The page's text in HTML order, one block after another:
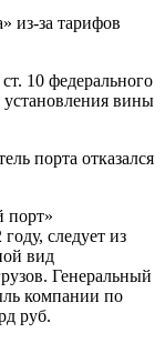
из-за тарифов
10 федерального
вины
порта отказался
порт»
следует из
вид
Генеральный
компании по
руб.